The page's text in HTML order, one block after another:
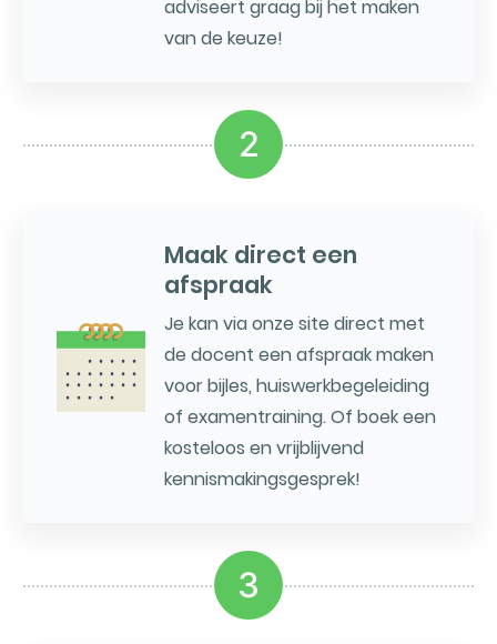
adviseert graag bij het maken
van de keuze!
2
Maak direct een
afspraak
Je kan via onze site direct met
de docent een afspraak maken
voor bijles, huiswerkbegeleiding
of examentraining. Of boek een
kosteloos en vrijblijvend
kennismakingsgesprek!
3